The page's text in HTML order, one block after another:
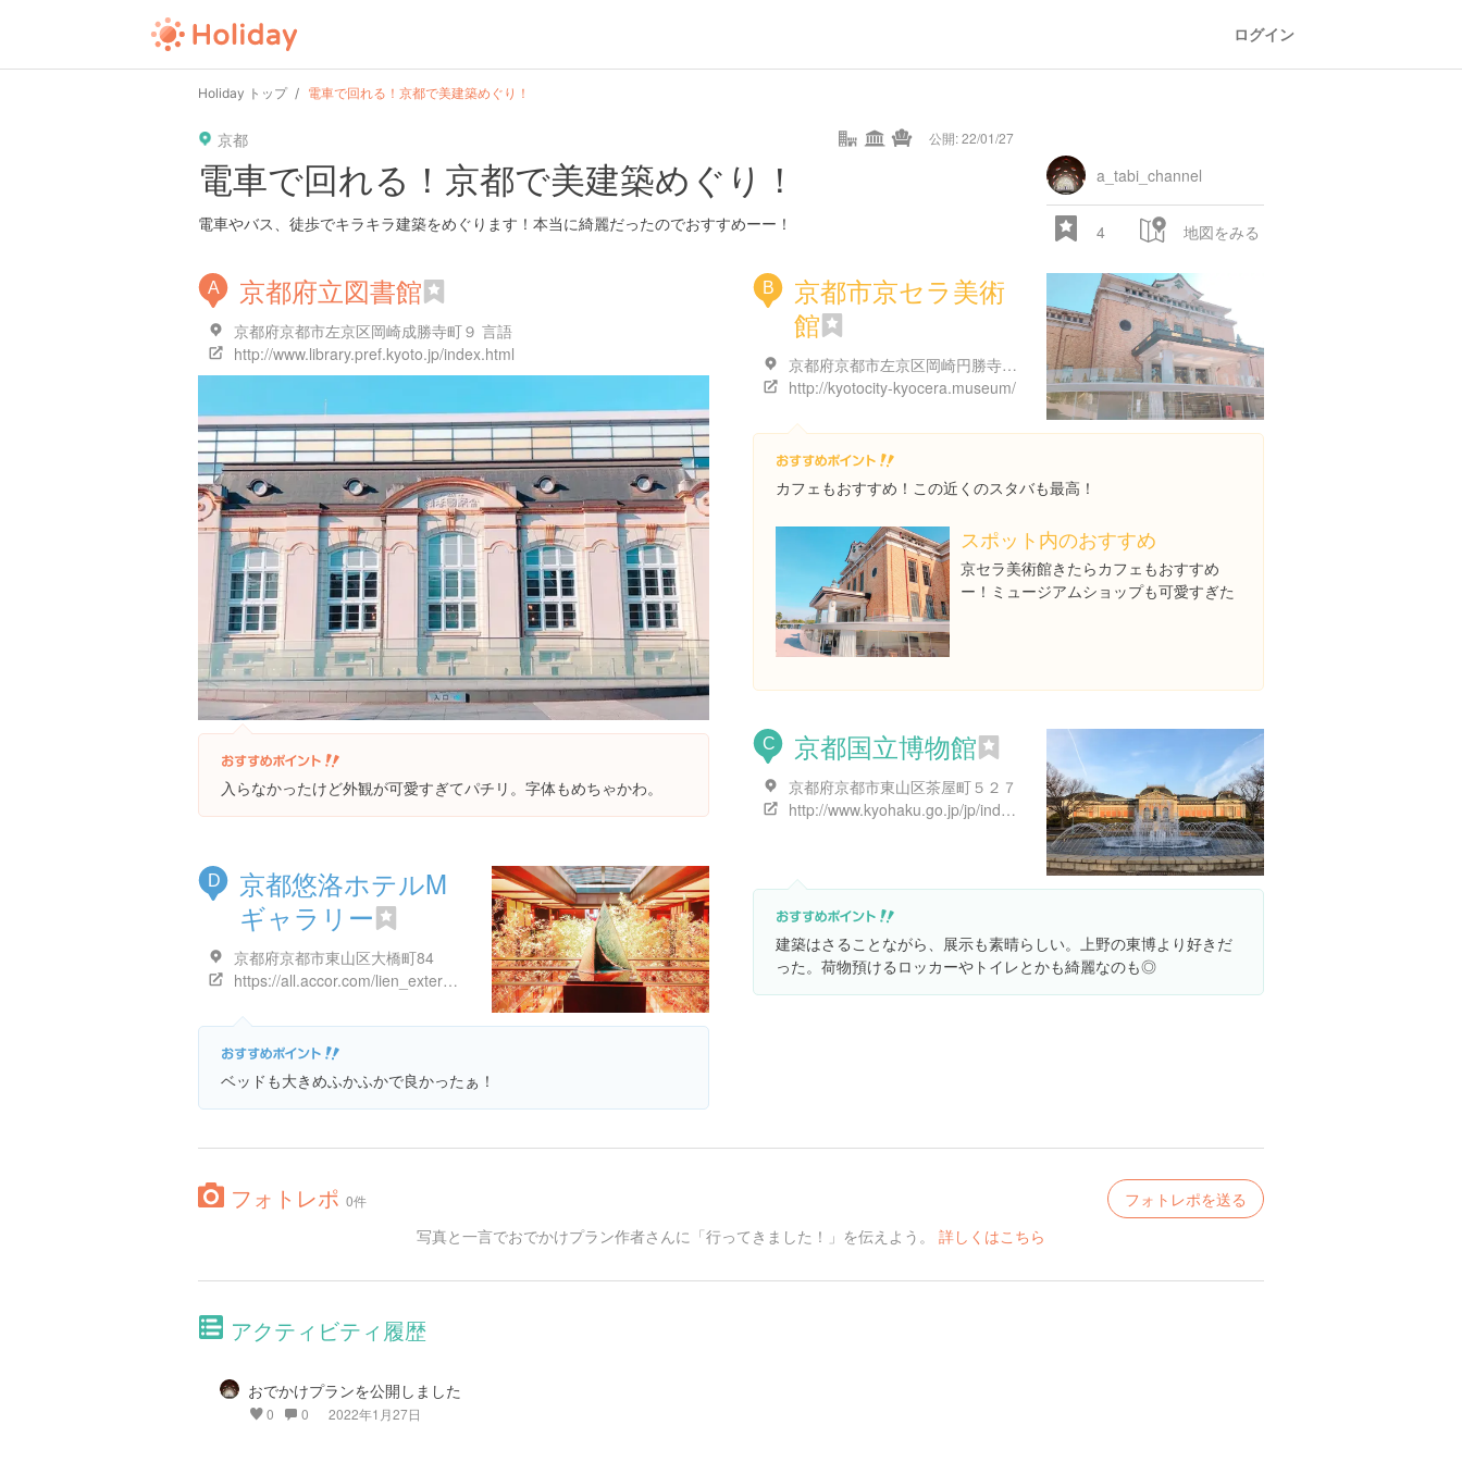
ログイン
Holiday トップ 電車で回れる！京都で美建築めぐり！
京都 公開: 22/01/27
電車で回れる！京都で美建築めぐり！
電車やバス、徒歩でキラキラ建築をめぐります！本当に綺麗だったのでおすすめーー！
a_tabi_channel
4 地図をみる
A 京都府立図書館
京都府京都市左京区岡崎成勝寺町９ 言語
http://www.library.pref.kyoto.jp/index.html
入らなかったけど外観が可愛すぎてパチリ。字体もめちゃかわ。
B
京都市京セラ美術
館
京都府京都市左京区岡崎円勝寺町１２４
http://kyotocity-kyocera.museum/
カフェもおすすめ！この近くのスタバも最高！
スポット内のおすすめ
京セラ美術館きたらカフェもおすすめ
ー！ミュージアムショップも可愛すぎた
C 京都国立博物館
京都府京都市東山区茶屋町５２７
http://www.kyohaku.go.jp/jp/index_top.html
建築はさることながら、展示も素晴らしい。上野の東博より好きだ
った。荷物預けるロッカーやトイレとかも綺麗なのも◎
D
京都悠洛ホテルM
ギャラリー
京都府京都市東山区大橋町84
https://all.accor.com/lien_externe.svlt?goto=fiche_hotel&code_hotel=B2Z1&merchantid=seo-maps-JP-B2Z1&sourceid=aw-cen&utm_medium%20=%20seo%20maps&utm_source%20=%20google%20Maps&utm_campaign%20=%20seo%20maps
ベッドも大きめふかふかで良かったぁ！
フォトレポ 0件
フォトレポを送る
写真と一言でおでかけプラン作者さんに「行ってきました！」を伝えよう。 詳しくはこちら
アクティビティ履歴
おでかけプランを公開しました
0 0 2022年1月27日